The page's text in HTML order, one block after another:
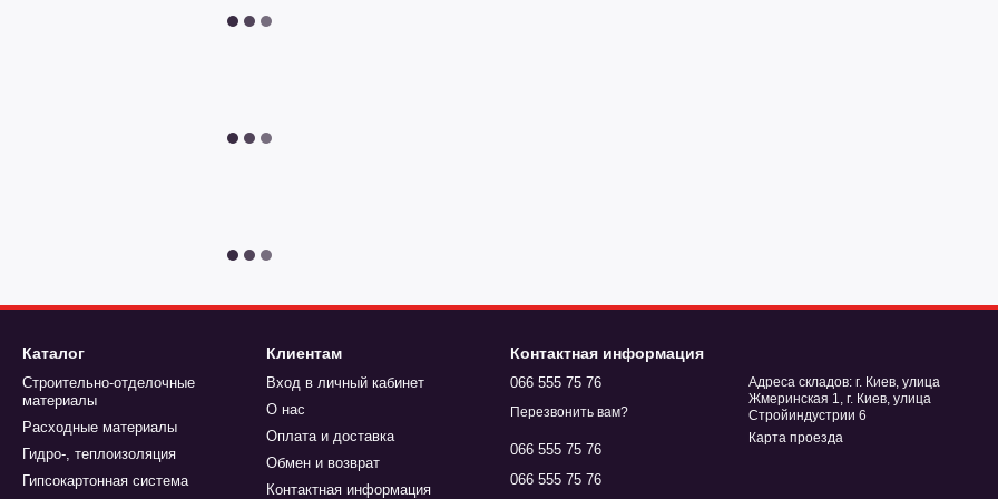
Каталог
Строительно-отделочные
материалы
Расходные материалы
Гидро-, теплоизоляция
Гипсокартонная система
Клиентам
Вход в личный кабинет
О нас
Оплата и доставка
Обмен и возврат
Контактная информация
Контактная информация
066 555 75 76
Перезвонить вам?
066 555 75 76
066 555 75 76
Адреса складов: г. Киев, улица
Жмеринская 1, г. Киев, улица
Стройиндустрии 6
Карта проезда